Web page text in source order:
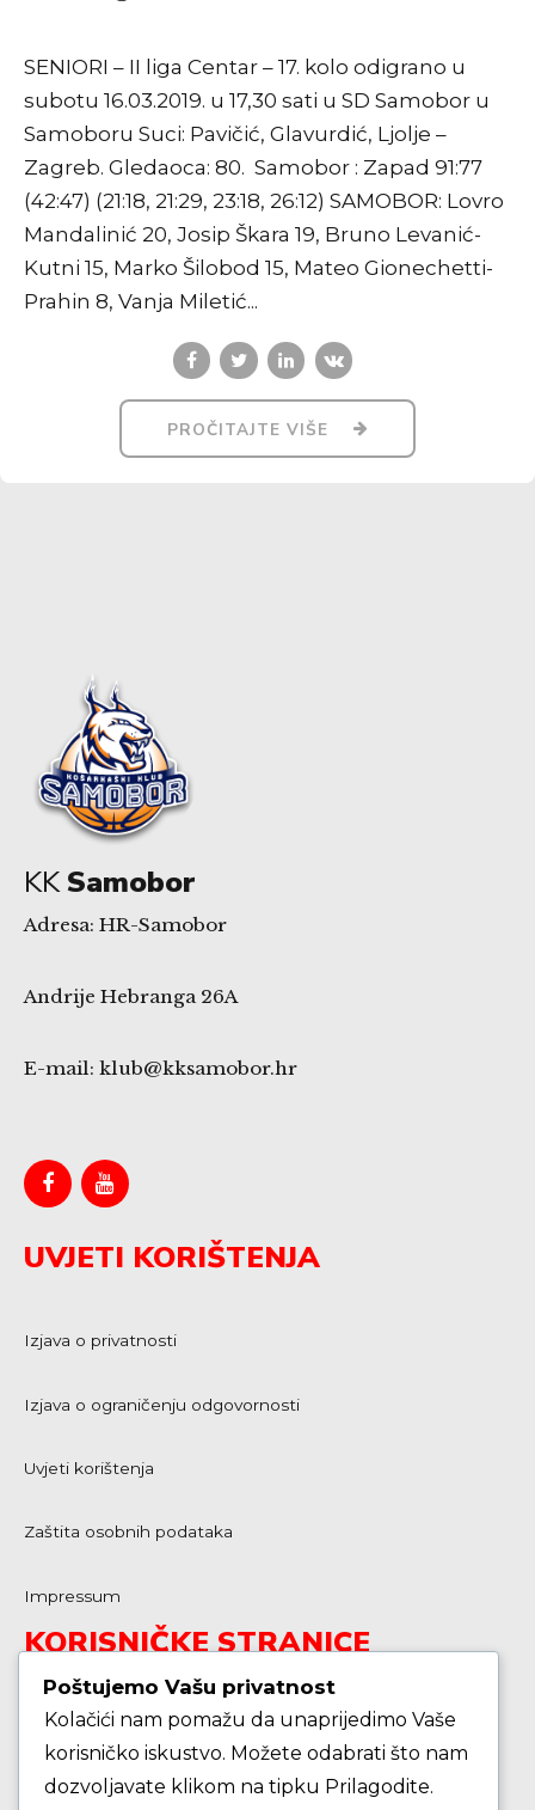
SENIORI – II liga Centar – 17. kolo odigrano u
subotu 16.03.2019. u 17,30 sati u SD Samobor u
Samoboru Suci: Pavičić, Glavurdić, Ljolje –
Zagreb. Gledaoca: 80. Samobor : Zapad 91:77
(42:47) (21:18, 21:29, 23:18, 26:12) SAMOBOR: Lovro
Mandalinić 20, Josip Škara 19, Bruno Levanić-
Kutni 15, Marko Šilobod 15, Mateo Gionechetti-
Prahin 8, Vanja Miletić...
PROČITAJTE VIŠE
KKSamobor
Adresa: HR-Samobor
Andrije Hebranga 26A
E-mail: klub@kksamobor.hr
UVJETI KORIŠTENJA
Izjava o privatnosti
Izjava o ograničenju odgovornosti
Uvjeti korištenja
Zaštita osobnih podataka
Impressum
KORISNIČKE STRANICE
Škola košarke
Zašto je dobro upisati dijete na košarku?
Poštujemo Vašu privatnost
Kolačići nam pomažu da unaprijedimo Vaše
korisničko iskustvo. Možete odabrati što nam
dozvoljavate klikom na tipku Prilagodite.